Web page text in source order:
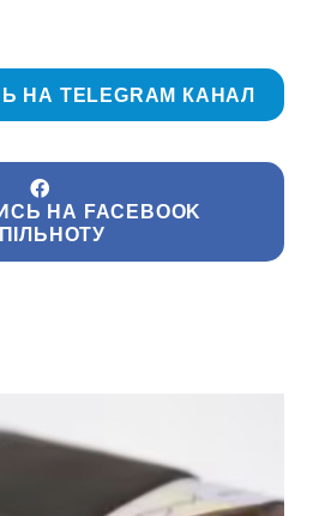
НА TELEGRAM КАНАЛ
НА FACEBOOK